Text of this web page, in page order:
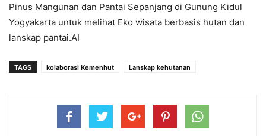
Pinus Mangunan dan Pantai Sepanjang di Gunung Kidul
Yogyakarta untuk melihat Eko wisata berbasis hutan dan
lanskap pantai.AI
TAGS kolaborasi Kemenhut Lanskap kehutanan